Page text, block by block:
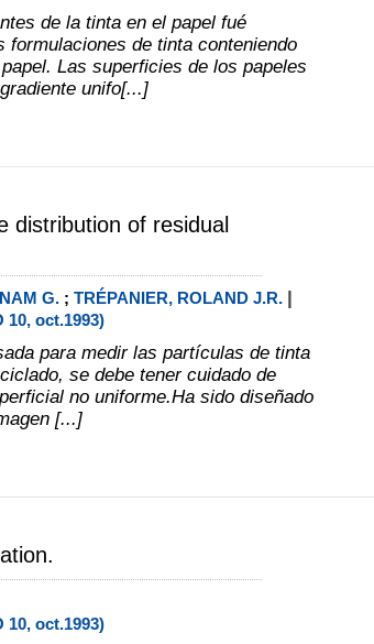
de la tinta en el papel fué
formulaciones de tinta conteniendo
Las superficies de los papeles
unifo[...]
distribution of residual
G. ;TRÉPANIER, ROLAND J.R. |
10, oct.1993)
para medir las partículas de tinta
se debe tener cuidado de
no uniforme.Ha sido diseñado
[...]
10, oct.1993)